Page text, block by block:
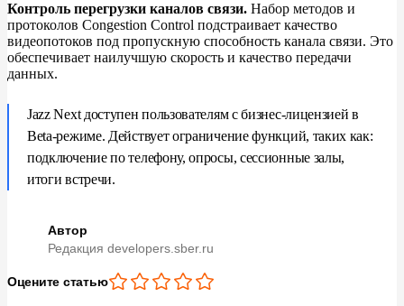
Контроль перегрузки каналов связи. Набор методов и
протоколов Congestion Control подстраивает качество
видеопотоков под пропускную способность канала связи. Это
обеспечивает наилучшую скорость и качество передачи
данных.
Jazz Next доступен пользователям с бизнес-лицензией в
Beta-режиме. Действует ограничение функций, таких как:
подключение по телефону, опросы, сессионные залы,
итоги встречи.
Автор
Редакция developers.sber.ru
Оцените статью